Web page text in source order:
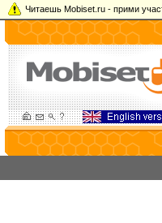
Читаешь Mobiset.ru - прими